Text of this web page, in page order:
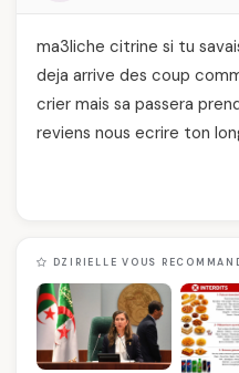
ma3liche citrine si tu
deja arrive des coup
crier mais sa passera
reviens nous ecrire ton
DZIRIELLE VOUS